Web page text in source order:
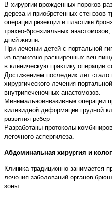
В хирургии врожденных пороков
дерева и приобретенных стенозов
операции резекции и пластики
трахео-бронхиальных
дней жизни.
При лечении детей с портальной
из варикозно расширенных вен
в клиническую практику операции
Достижением последних лет стало
хирургического лечения
внутрипеченочных анастомозов.
Минимальноинвазивные операции
килевидной деформации грудной
развития ребер
Разработаны протоколы
легочного аспергилеза.
Абдоминальная хирургия и
Клиника традиционно занимается
лечения заболеваний органов
зоны.